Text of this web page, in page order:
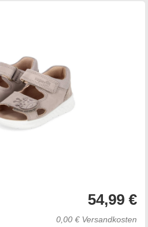
54,99 €
0,00 € Versandkosten